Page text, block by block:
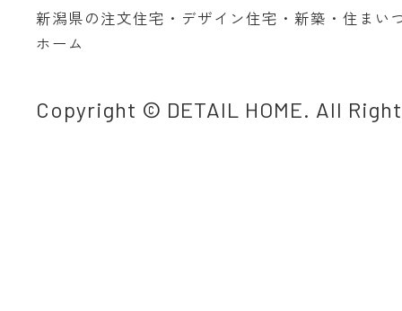
新潟県の注文住宅・デザイン住宅・新築・住まい
ホーム
Copyright © DETAIL HOME. All